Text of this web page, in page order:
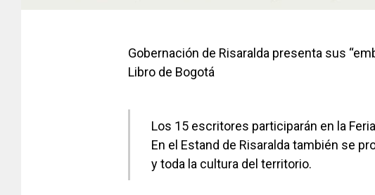
Gobernación de Risaralda presenta sus
Libro de Bogotá
Los 15 escritores participarán en la
En el Estand de Risaralda también se
y toda la cultura del territorio.